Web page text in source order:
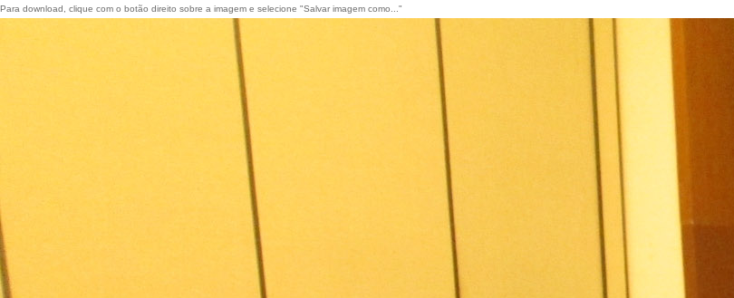
Para download, clique com o botão direito sobre a imagem e selecione "Salvar imagem como..."